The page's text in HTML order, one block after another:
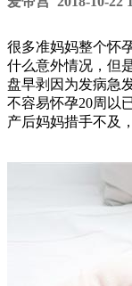
很多准妈妈整个怀
什么意外情况，但
盘早剥因为发病急
不容易怀孕20周以
产后妈妈措手不及